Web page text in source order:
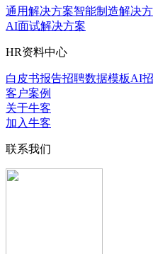
通用解决方案智能制造解决
AI面试解决方案
HR资料中心
白皮书报告招聘数据模板AI
客户案例
关于牛客
加入牛客
联系我们